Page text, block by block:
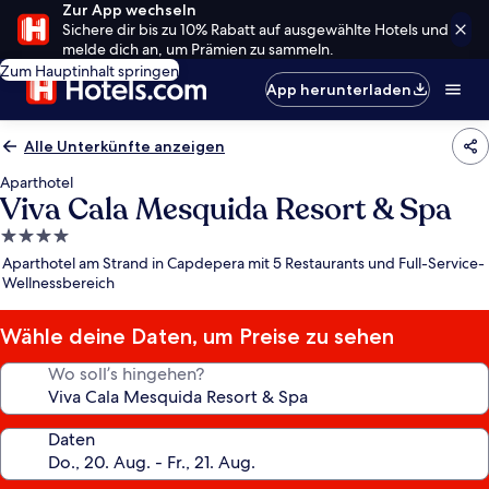
Zur App wechseln
Sichere dir bis zu 10% Rabatt auf ausgewählte Hotels und
melde dich an, um Prämien zu sammeln.
Zum Hauptinhalt springen
App herunterladen
Alle Unterkünfte anzeigen
Aparthotel
Viva Cala Mesquida Resort & Spa
4.0-
Sterne-
Unterkunft
Aparthotel am Strand in Capdepera mit 5 Restaurants und Full-Service-
Wellnessbereich
Wähle deine Daten, um Preise zu sehen
Wo soll’s hingehen?
Daten